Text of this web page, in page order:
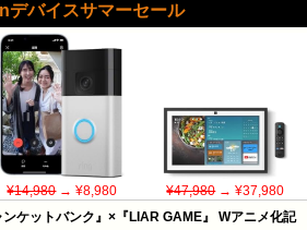
デバイスサマーセール
¥14,980→ ¥8,980 ¥47,980→ ¥37,980
ンケットバンク』×『LIAR GAME』 Wアニメ化記